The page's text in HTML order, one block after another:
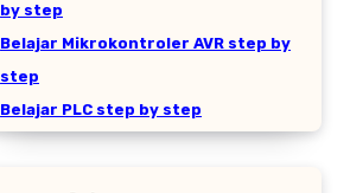
by step
Belajar Mikrokontroler AVR step by
step
Belajar PLC step by step